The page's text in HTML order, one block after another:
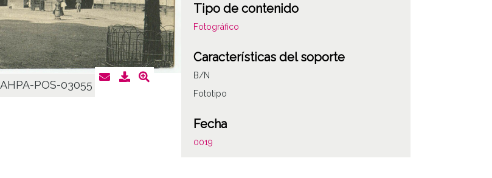
AHPA-POS-03055
Tipo de contenido
Fotográfico
Características del soporte
B/N
Fototipo
Fecha
0019